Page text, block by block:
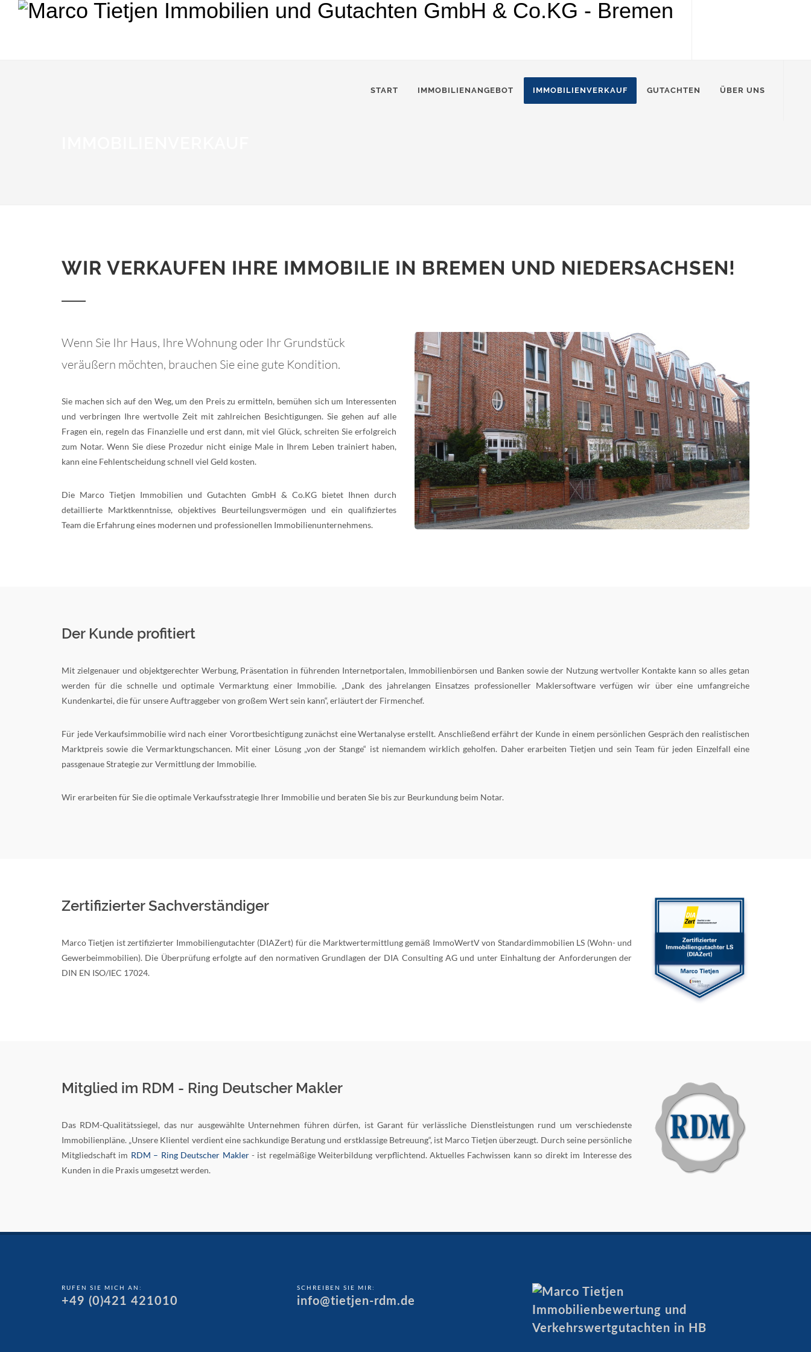
START IMMOBILIENANGEBOT IMMOBILIENVERKAUF GUTACHTEN ÜBER UNS
WIR VERKAUFEN IHRE IMMOBILIE IN BREMEN UND NIEDERSACHSEN!
Wenn Sie Ihr Haus, Ihre Wohnung oder Ihr Grundstück
veräußern möchten, brauchen Sie eine gute Kondition.
Sie machen sich auf den Weg, um den Preis zu ermitteln, bemühen sich um Interessenten
und verbringen Ihre wertvolle Zeit mit zahlreichen Besichtigungen. Sie gehen auf alle
Fragen ein, regeln das Finanzielle und erst dann, mit viel Glück, schreiten Sie erfolgreich
zum Notar. Wenn Sie diese Prozedur nicht einige Male in Ihrem Leben trainiert haben,
kann eine Fehlentscheidung schnell viel Geld kosten.
Die Marco Tietjen Immobilien und Gutachten GmbH & Co.KG bietet Ihnen durch
detaillierte Marktkenntnisse, objektives Beurteilungsvermögen und ein qualifiziertes
Team die Erfahrung eines modernen und professionellen Immobilienunternehmens.
Der Kunde profitiert
Mit zielgenauer und objektgerechter Werbung, Präsentation in führenden Internetportalen, Immobilienbörsen und Banken sowie der Nutzung wertvoller Kontakte kann so alles getan
werden für die schnelle und optimale Vermarktung einer Immobilie. „Dank des jahrelangen Einsatzes professioneller Maklersoftware verfügen wir über eine umfangreiche
Kundenkartei, die für unsere Auftraggeber von großem Wert sein kann“, erläutert der Firmenchef.
Für jede Verkaufsimmobilie wird nach einer Vorortbesichtigung zunächst eine Wertanalyse erstellt. Anschließend erfährt der Kunde in einem persönlichen Gespräch den realistischen
Marktpreis sowie die Vermarktungschancen. Mit einer Lösung „von der Stange“ ist niemandem wirklich geholfen. Daher erarbeiten Tietjen und sein Team für jeden Einzelfall eine
passgenaue Strategie zur Vermittlung der Immobilie.
Wir erarbeiten für Sie die optimale Verkaufsstrategie Ihrer Immobilie und beraten Sie bis zur Beurkundung beim Notar.
Zertifizierter Sachverständiger
Marco Tietjen ist zertifizierter Immobiliengutachter (DIAZert) für die Marktwertermittlung gemäß ImmoWertV von Standardimmobilien LS (Wohn- und
Gewerbeimmobilien). Die Überprüfung erfolgte auf den normativen Grundlagen der DIA Consulting AG und unter Einhaltung der Anforderungen der
DIN EN ISO/IEC 17024.
Mitglied im RDM - Ring Deutscher Makler
Das RDM-Qualitätssiegel, das nur ausgewählte Unternehmen führen dürfen, ist Garant für verlässliche Dienstleistungen rund um verschiedenste
Immobilienpläne. „Unsere Klientel verdient eine sachkundige Beratung und erstklassige Betreuung“, ist Marco Tietjen überzeugt. Durch seine persönliche
Mitgliedschaft im RDM – Ring Deutscher Makler- ist regelmäßige Weiterbildung verpflichtend. Aktuelles Fachwissen kann so direkt im Interesse des
Kunden in die Praxis umgesetzt werden.
RUFEN SIE MICH AN:
+49 (0)421 421010
SCHREIBEN SIE MIR:
info@tietjen-rdm.de